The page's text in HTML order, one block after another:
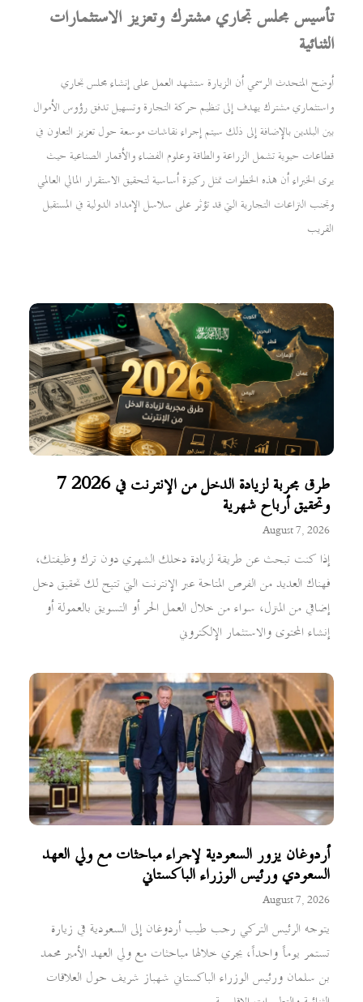
7 طرق مجربة لزيادة الدخل من الإنترنت في 2026
وتحقيق أرباح شهرية
August 7, 2026
إذا كنت تبحث عن طريقة لزيادة دخلك الشهري دون ترك وظيفتك،
فهناك العديد من الفرص المتاحة عبر الإنترنت التي تتيح لك تحقيق دخل
إضافي من المنزل، سواء من خلال العمل الحر أو التسويق بالعمولة أو
إنشاء المحتوى والاستثمار الإلكتروني
أردوغان يزور السعودية لإجراء مباحثات مع ولي العهد
السعودي ورئيس الوزراء الباكستاني
August 7, 2026
يتوجه الرئيس التركي رجب طيب أردوغان إلى السعودية في زيارة
تستمر يوماً واحداً، يجري خلالها مباحثات مع ولي العهد الأمير محمد
بن سلمان ورئيس الوزراء الباكستاني شهباز شريف حول العلاقات
تأسيس مجلس تجاري مشترك وتعزيز الاستثمارات
الثنائية
أوضح المتحدث الرسمي أن الزيارة ستشهد العمل على إنشاء مجلس تجاري
واستثماري مشترك يهدف إلى تنظيم حركة التجارة وتسهيل تدفق رؤوس الأموال
بين البلدين بالإضافة إلى ذلك سيتم إجراء نقاشات موسعة حول تعزيز التعاون في
قطاعات حيوية تشمل الزراعة والطاقة وعلوم الفضاء والأقمار الصناعية حيث
يرى الخبراء أن هذه الخطوات تمثل ركيزة أساسية لتحقيق الاستقرار المالي العالمي
وتجنب النزاعات التجارية التي قد تؤثر على سلاسل الإمداد الدولية في المستقبل
القريب